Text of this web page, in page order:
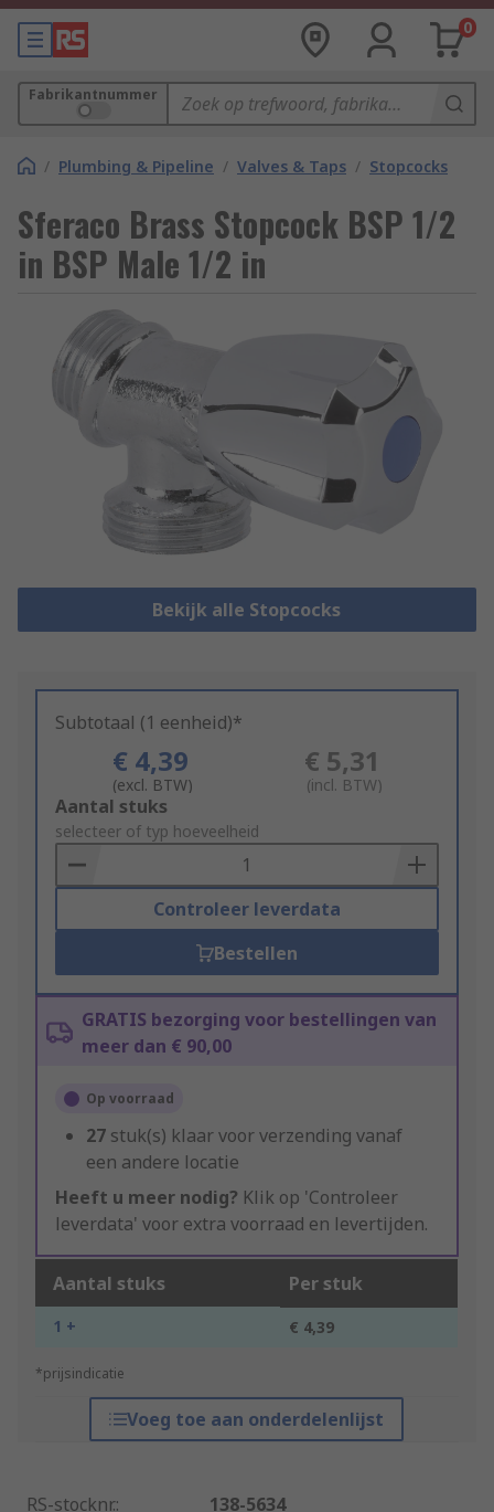
0
Fabrikantnummer
/ Plumbing & Pipeline / Valves & Taps / Stopcocks
Sferaco Brass Stopcock BSP 1/2
in BSP Male 1/2 in
Bekijk alle Stopcocks
Subtotaal (1 eenheid)*
€ 4,39
(excl. BTW)
€ 5,31
(incl. BTW)
Add
to
Basket
Aantal stuks
selecteer of typ hoeveelheid
Controleer leverdata
Bestellen
GRATIS bezorging voor bestellingen van
meer dan € 90,00
Op voorraad
27 stuk(s) klaar voor verzending vanaf
een andere locatie
Heeft u meer nodig? Klik op 'Controleer
leverdata' voor extra voorraad en levertijden.
Aantal stuks Per stuk
1 + € 4,39
*prijsindicatie
Voeg toe aan onderdelenlijst
RS-stocknr.:
138-5634